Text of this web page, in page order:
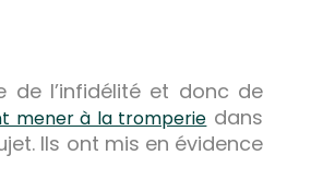
de l’infidélité et donc de
mener à la tromperie dans
Ils ont mis en évidence